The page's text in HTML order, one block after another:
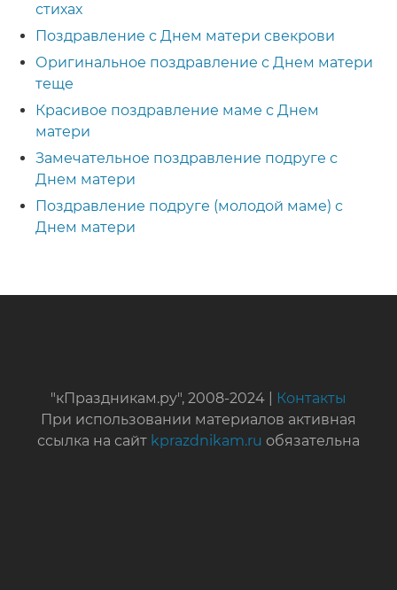
стихах
Поздравление с Днем матери свекрови
Оригинальное поздравление с Днем матери
теще
Красивое поздравление маме с Днем
матери
Замечательное поздравление подруге с
Днем матери
Поздравление подруге (молодой маме) с
Днем матери
"кПраздникам.ру", 2008-2024 |
Контакты
При использовании материалов активная
ссылка на сайт kprazdnikam.ru обязательна